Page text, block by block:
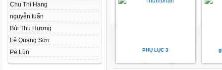
Chu Thi Hang
nguyễn tuấn
Bùi Thu Hương
Lê Quang Sơn
Pe Lùn
PHỤ LỤC 3